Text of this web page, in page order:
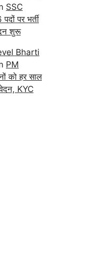
SSC
पर भर्ती
शुरू
Bharti
PM
को हर साल
KYC